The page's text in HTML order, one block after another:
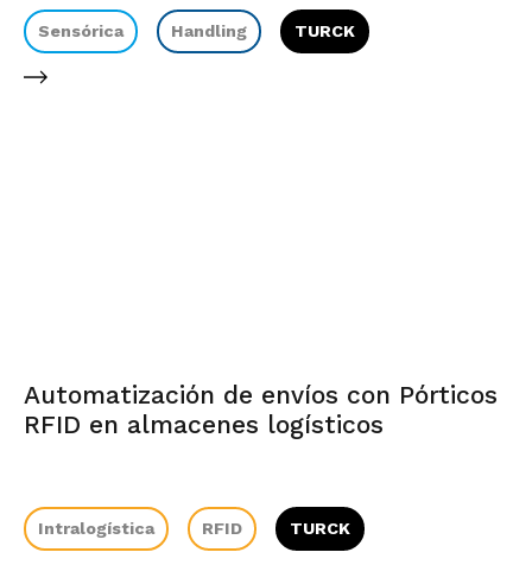
Sensórica Handling TURCK
Automatización de envíos con Pórticos
RFID en almacenes logísticos
Intralogística RFID TURCK